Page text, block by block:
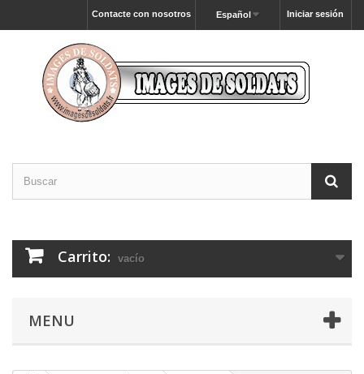
Iniciar sesión
Español
Contacte con nosotros
Carrito: vacío
MENU